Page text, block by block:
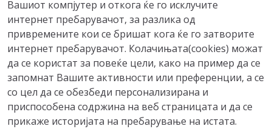
Вашиот компјутер и откога ќе го исклучите
интернет пребарувачот, за разлика од
привремените кои се бришат кога ќе го затворите
интернет пребарувачот. Колачињата(cookies) можат
да се користат за повеќе цели, како на пример да се
запомнат Вашите активности или преференции, а се
со цел да се обезбеди персонализирана и
приспособена содржина на веб страницата и да се
прикаже историјата на пребарување на истата.